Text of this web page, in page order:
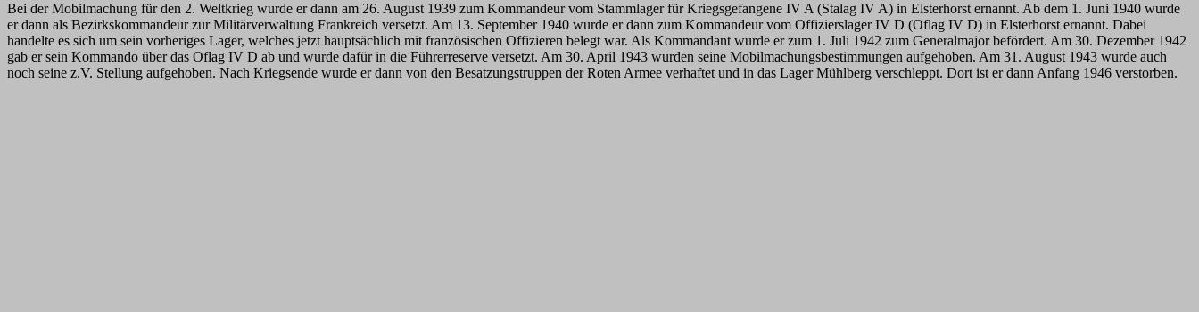
Bei der Mobilmachung für den 2. Weltkrieg wurde er dann am 26. August 1939 zum Kommandeur vom Stammlager für Kriegsgefangene IV A (Stalag IV A) in Elsterhorst ernannt. Ab dem 1. Juni 1940 wurde
er dann als Bezirkskommandeur zur Militärverwaltung Frankreich versetzt. Am 13. September 1940 wurde er dann zum Kommandeur vom Offizierslager IV D (Oflag IV D) in Elsterhorst ernannt. Dabei
handelte es sich um sein vorheriges Lager, welches jetzt hauptsächlich mit französischen Offizieren belegt war. Als Kommandant wurde er zum 1. Juli 1942 zum Generalmajor befördert. Am 30. Dezember 1942
gab er sein Kommando über das Oflag IV D ab und wurde dafür in die Führerreserve versetzt. Am 30. April 1943 wurden seine Mobilmachungsbestimmungen aufgehoben. Am 31. August 1943 wurde auch
noch seine z.V. Stellung aufgehoben. Nach Kriegsende wurde er dann von den Besatzungstruppen der Roten Armee verhaftet und in das Lager Mühlberg verschleppt. Dort ist er dann Anfang 1946 verstorben.